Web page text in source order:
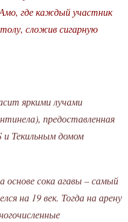
где каждый участник
сложив сигарную
яркими лучами
предоставленная
и Текильным домом
основе сока агавы – самый
на 19 век. Тогда на арену